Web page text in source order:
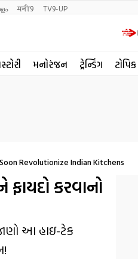
मनी9 TV9-UP
મનોરંજન ટ્રેન્ડિંગ ટોપિક
Revolutionize Indian Kitchens
કરવાનો
આ હાઇ-ટેક